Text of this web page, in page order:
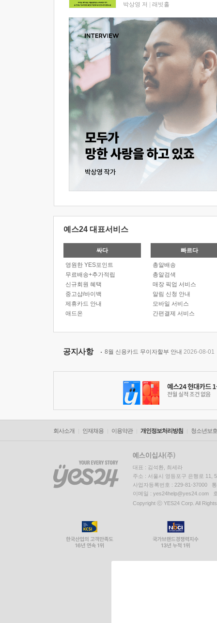
박상영 저 래빗홀
예스24 대표서비스
싸다
영원한 YES포인트
무료배송+추가적립
신규회원 혜택
중고샵/바이백
제휴카드 안내
애드온
빠르다
총알배송
총알검색
매장 픽업 서비스
알림 신청 안내
모바일 서비스
간편결제 서비스
공지사항 8월 신용카드 무이자할부 안내 2026-08-01
회사소개 인재채용 이용약관 개인정보처리방침 청소년보
대표 : 김석환, 최세라
주소 : 서울시 영등포구 은행로 11,
사업자등록번호 : 229-81-37000
이메일 : yes24help@yes24.com
Copyright ⓒ YES24 Corp. All